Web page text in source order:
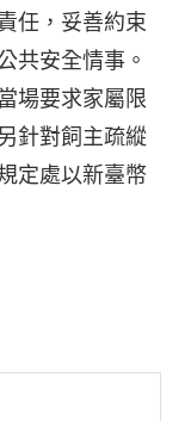
任，妥善約束
共安全情事。
場要求家屬限
針對飼主疏縱
定處以新臺幣